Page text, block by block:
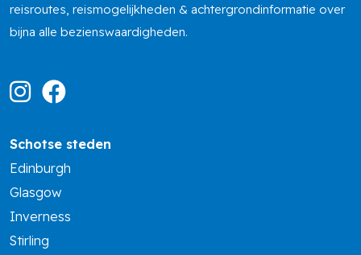
reisroutes, reismogelijkheden & achtergrondinformatie over
bijna alle bezienswaardigheden.
Schotse steden
Edinburgh
Glasgow
Inverness
Stirling